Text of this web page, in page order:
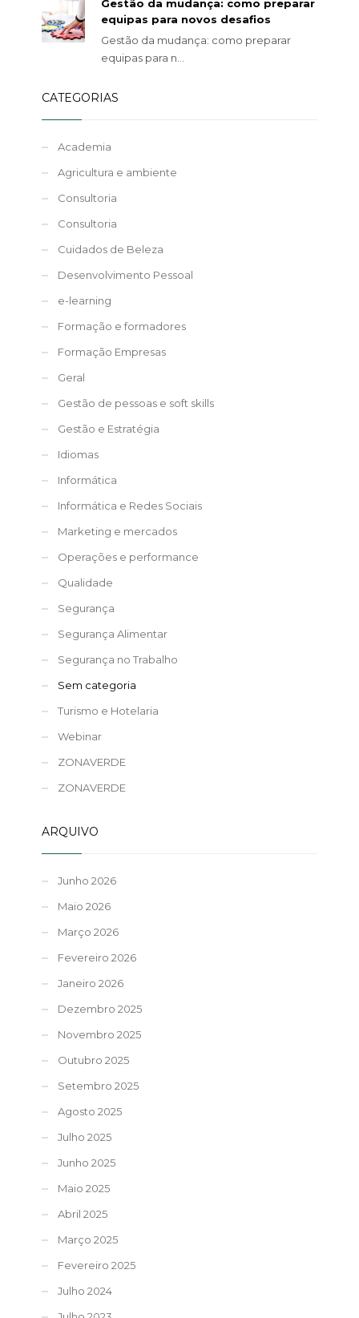
Gestão da mudança: como preparar
equipas para novos desafios
Gestão da mudança: como preparar
equipas para n...
CATEGORIAS
Academia
Agricultura e ambiente
Consultoria
Consultoria
Cuidados de Beleza
Desenvolvimento Pessoal
e-learning
Formação e formadores
Formação Empresas
Geral
Gestão de pessoas e soft skills
Gestão e Estratégia
Idiomas
Informática
Informática e Redes Sociais
Marketing e mercados
Operações e performance
Qualidade
Segurança
Segurança Alimentar
Segurança no Trabalho
Sem categoria
Turismo e Hotelaria
Webinar
ZONAVERDE
ZONAVERDE
ARQUIVO
Junho 2026
Maio 2026
Março 2026
Fevereiro 2026
Janeiro 2026
Dezembro 2025
Novembro 2025
Outubro 2025
Setembro 2025
Agosto 2025
Julho 2025
Junho 2025
Maio 2025
Abril 2025
Março 2025
Fevereiro 2025
Julho 2024